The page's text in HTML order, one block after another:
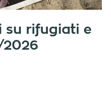
su rifugiati e